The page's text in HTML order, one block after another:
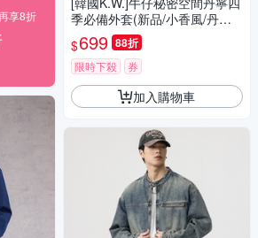
享8折
季必備外套(新品/小香風/丹寧/
中性/五七分袖)
$699 88折
限時下殺 券
加入購物車